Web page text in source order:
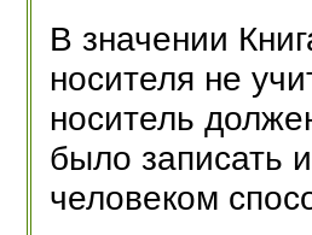
В значении
носителя не
носитель
было записать
человеком